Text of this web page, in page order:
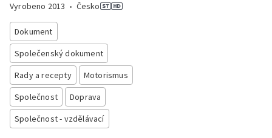
Vyrobeno 2013 • Česko
Dokument
Společenský dokument
Rady a recepty
Motorismus
Společnost
Doprava
Společnost - vzdělávací